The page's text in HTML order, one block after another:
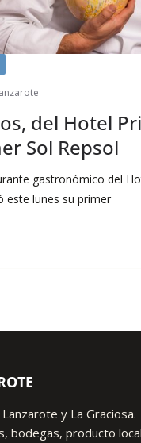
del Hotel
Sol Repsol
gastronómico del
este lunes su primer
y La Graciosa.
bodegas, producto